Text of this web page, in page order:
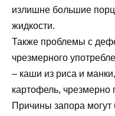
излишне большие
жидкости.
Также проблемы с
чрезмерного
– каши из риса и
картофель,
Причины запора могут